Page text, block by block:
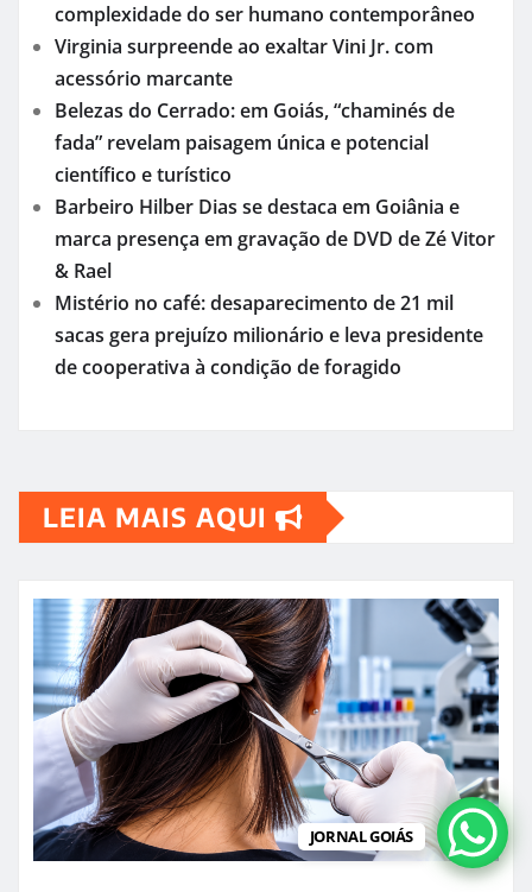
complexidade do ser humano contemporâneo
Virginia surpreende ao exaltar Vini Jr. com
acessório marcante
Belezas do Cerrado: em Goiás, “chaminés de
fada” revelam paisagem única e potencial
científico e turístico
Barbeiro Hilber Dias se destaca em Goiânia e
marca presença em gravação de DVD de Zé Vitor
& Rael
Mistério no café: desaparecimento de 21 mil
sacas gera prejuízo milionário e leva presidente
de cooperativa à condição de foragido
LEIA MAIS AQUI
JORNAL GOIÁS